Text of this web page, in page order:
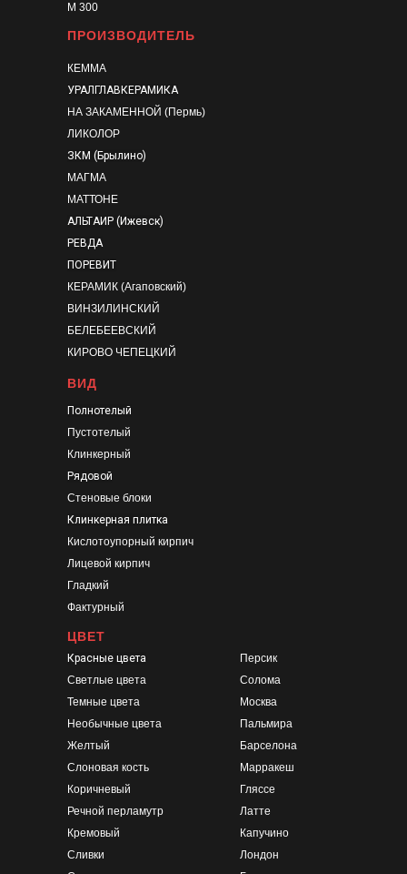
М 300
ПРОИЗВОДИТЕЛЬ
КЕММА
УРАЛГЛАВКЕРАМИКА
НА ЗАКАМЕННОЙ (Пермь)
ЛИКОЛОР
ЗКМ (Брылино)
МАГМА
МАТТОНЕ
АЛЬТАИР (Ижевск)
РЕВДА
ПОРЕВИТ
КЕРАМИК (Агаповский)
ВИНЗИЛИНСКИЙ
БЕЛЕБЕЕВСКИЙ
КИРОВО ЧЕПЕЦКИЙ
ВИД
ЦВЕТ
Красные цвета
Светлые цвета
Темные цвета
Необычные цвета
Желтый
Слоновая кость
Коричневый
Речной перламутр
Кремовый
Сливки
Полнотелый
Пустотелый
Клинкерный
Рядовой
Стеновые блоки
Клинкерная плитка
Кислотоупорный кирпич
Лицевой кирпич
Гладкий
Фактурный
Персик
Солома
Москва
Пальмира
Барселона
Марракеш
Гляссе
Латте
Капучино
Лондон